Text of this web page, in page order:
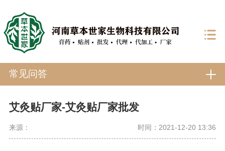
常见问答
艾灸贴厂家-艾灸贴厂家批发
来源： 时间：2021-12-20 13:36